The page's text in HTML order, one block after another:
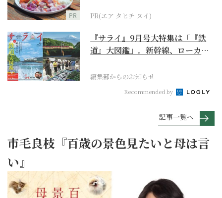
PR PR(エア タヒチ ヌイ)
『サライ』9月号大特集は「『鉄
道』大図鑑」。新幹線、ローカル
編集部からのお知らせ
Recommended by
記事一覧へ
市毛良枝『百歳の景色見たいと母は言
い』